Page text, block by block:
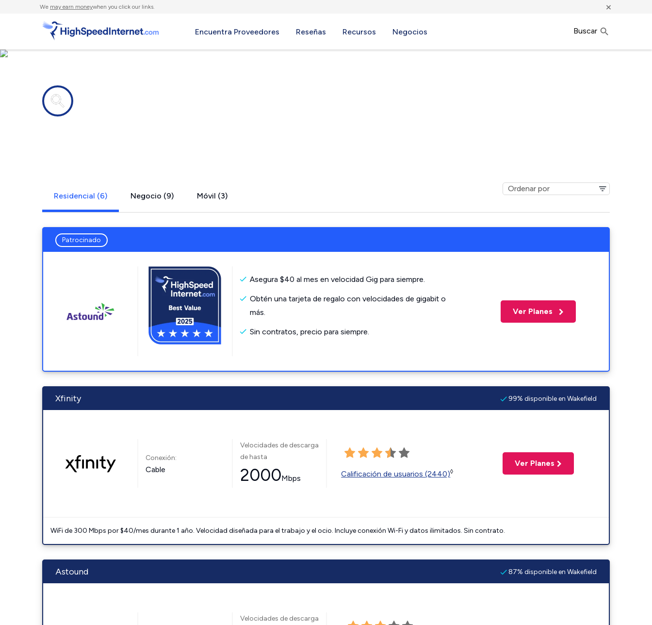
We may earn moneywhen you click our links. ×
Encuentra Proveedores Reseñas Recursos Negocios Buscar
Residencial (6) Negocio (9) Móvil (3)
Patrocinado
Asegura $40 al mes en velocidad Gig para siempre.
Obtén una tarjeta de regalo con velocidades de gigabit o
más.
Sin contratos, precio para siempre.
Ver Planes
Xfinity 99% disponible en Wakefield
Conexión:
Cable
Velocidades de descarga
de hasta
2000Mbps Calificación de usuarios (2440)◊
Ver Planes
WiFi de 300 Mbps por $40/mes durante 1 año. Velocidad diseñada para el trabajo y el ocio. Incluye conexión Wi-Fi y datos ilimitados. Sin contrato.
Astound 87% disponible en Wakefield
Velocidades de descarga